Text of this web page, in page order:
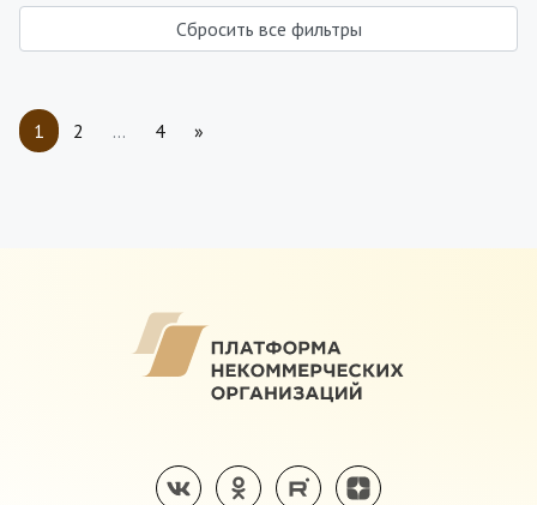
Сбросить все фильтры
1 2 … 4 »